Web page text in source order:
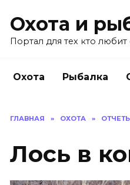
Охота и
Портал для тех кто любит
Охота Рыбалка
ГЛАВНАЯ » ОХОТА »
Лось в